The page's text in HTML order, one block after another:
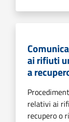
ai rifiuti
a
relativi ai
recupero o